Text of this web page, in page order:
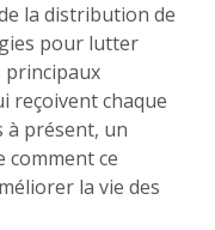
la distribution de
pour lutter
principaux
reçoivent chaque
à présent, un
comment ce
la vie des